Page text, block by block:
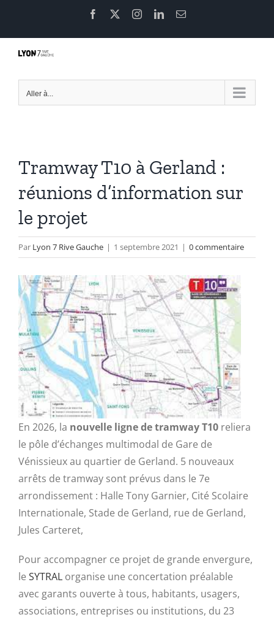
contenu
Facebook InstagramLinkedInEmail
Aller à...
Tramway T10 à Gerland :
réunions d’information sur
le projet
Par Lyon 7 Rive Gauche | 1 septembre 2021 | 0 commentaire
En 2026, la nouvelle ligne de tramway T10 reliera
le pôle d’échanges multimodal de Gare de
Vénissieux au quartier de Gerland. 5 nouveaux
arrêts de tramway sont prévus dans le 7e
arrondissement : Halle Tony Garnier, Cité Scolaire
Internationale, Stade de Gerland, rue de Gerland,
Jules Carteret,
Pour accompagner ce projet de grande envergure,
le SYTRAL organise une concertation préalable
avec garants ouverte à tous, habitants, usagers,
associations, entreprises ou institutions, du 23